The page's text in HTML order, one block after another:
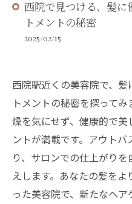
西院で見つける、髪に
トメントの秘密
2025/02/15
西院駅近くの美容院で、
トメントの秘密を探って
燥を気にせず、健康的で
ントが満載です。アウト
り、サロンでの仕上がり
えします。あなたの髪を
った美容院で、新たなヘ